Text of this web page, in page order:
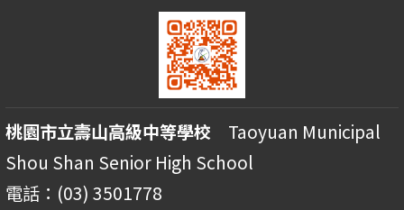
桃園市立壽山高級中等學校 Taoyuan Municipal
Shou Shan Senior High School
電話：(03) 3501778